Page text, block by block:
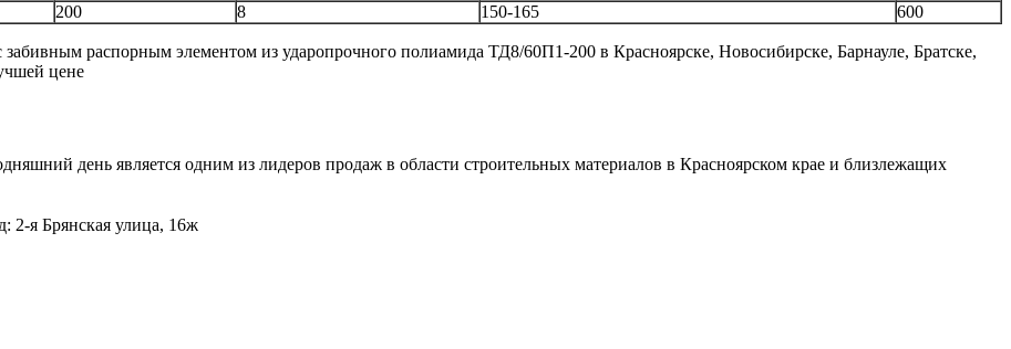
200 8 150-165 600
распорным элементом из ударопрочного полиамида ТД8/60П1-200 в Красноярске, Новосибирске, Барнауле, Братске,
цене
день является одним из лидеров продаж в области строительных материалов в Красноярском крае и близлежащих
2-я Брянская улица, 16ж